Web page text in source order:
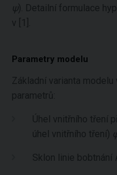
ψ). Detailní formulace
v [1].
Parametry modelu
Základní varianta
parametrů:
Úhel vnitřního tření
úhel vnitřního tření)
Sklon linie bobtnání